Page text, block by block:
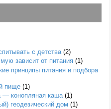
с детства (2)
зависит от питания (1)
принципы питания и подбора
пище (1)
— конопляная каша (1)
геодезический дом (1)